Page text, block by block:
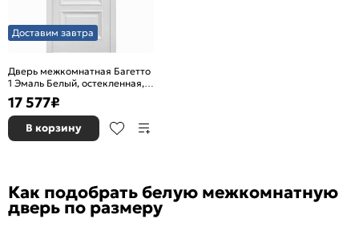
Доставим завтра
Дверь межкомнатная Багетто
1 Эмаль Белый, остекленная,
сатинат белый, без кромки,
каркасно-щитовая
17 577₽
В корзину
Как подобрать белую межкомнатную
дверь по размеру